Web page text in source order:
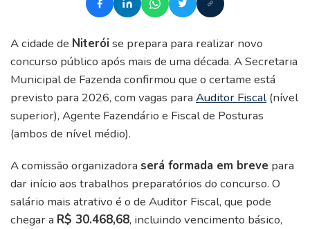
A cidade de Niterói se prepara para realizar novo
concurso público após mais de uma década. A Secretaria
Municipal de Fazenda confirmou que o certame está
previsto para 2026, com vagas para Auditor Fiscal(nível
superior), Agente Fazendário e Fiscal de Posturas
(ambos de nível médio).
A comissão organizadora será formada em breve para
dar início aos trabalhos preparatórios do concurso. O
salário mais atrativo é o de Auditor Fiscal, que pode
chegar a R$ 30.468,68, incluindo vencimento básico,